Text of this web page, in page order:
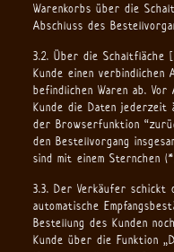
Warenkorbs über die
Abschluss des
3.2. Über die
Kunde einen verbindlichen
befindlichen Waren ab.
Kunde die Daten jederzeit
der Browserfunktion
den Bestellvorgang
sind mit einem Sternchen
3.3. Der Verkäufer schickt
automatische
Bestellung des Kunden
Kunde über die Funktion